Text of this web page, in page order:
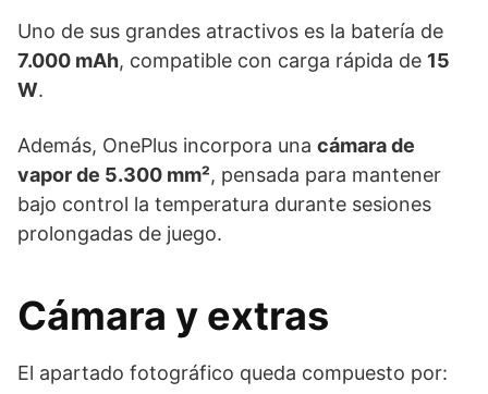
Uno de sus grandes atractivos es la batería de
7.000 mAh, compatible con carga rápida de 15
W.
Además, OnePlus incorpora una cámara de
vapor de 5.300 mm², pensada para mantener
bajo control la temperatura durante sesiones
prolongadas de juego.
Cámara y extras
El apartado fotográfico queda compuesto por: